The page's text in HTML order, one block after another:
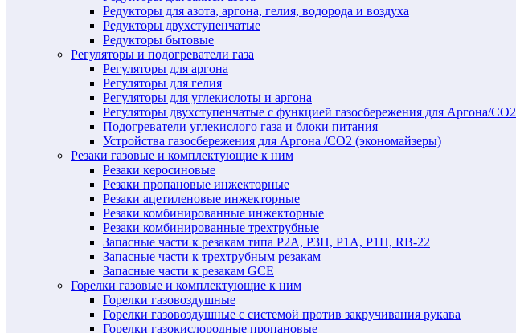
Редукторы для азота, аргона, гелия, водорода и воздуха
Редукторы двухступенчатые
Редукторы бытовые
Регуляторы и подогреватели газа
Регуляторы для аргона
Регуляторы для гелия
Регуляторы для углекислоты и аргона
Регуляторы двухступенчатые c функцией газосбережения для Аргона/СО2
Подогреватели углекислого газа и блоки питания
Устройства газосбережения для Аргона /СО2 (экономайзеры)
Резаки газовые и комплектующие к ним
Резаки керосиновые
Резаки пропановые инжекторные
Резаки ацетиленовые инжекторные
Резаки комбинированные инжекторные
Резаки комбинированные трехтрубные
Запасные части к резакам типа Р2А, Р3П, Р1А, Р1П, RB-22
Запасные части к трехтрубным резакам
Запасные части к резакам GCE
Горелки газовые и комплектующие к ним
Горелки газовоздушные
Горелки газовоздушные с системой против закручивания рукава
Горелки газокислородные пропановые